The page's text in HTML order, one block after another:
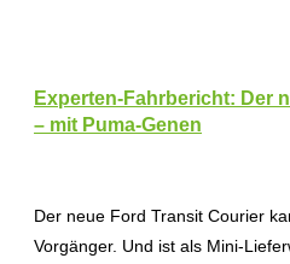
Experten-Fahrbericht: Der
– mit Puma-Genen
Der neue Ford Transit Courier
Vorgänger. Und ist als Mini-